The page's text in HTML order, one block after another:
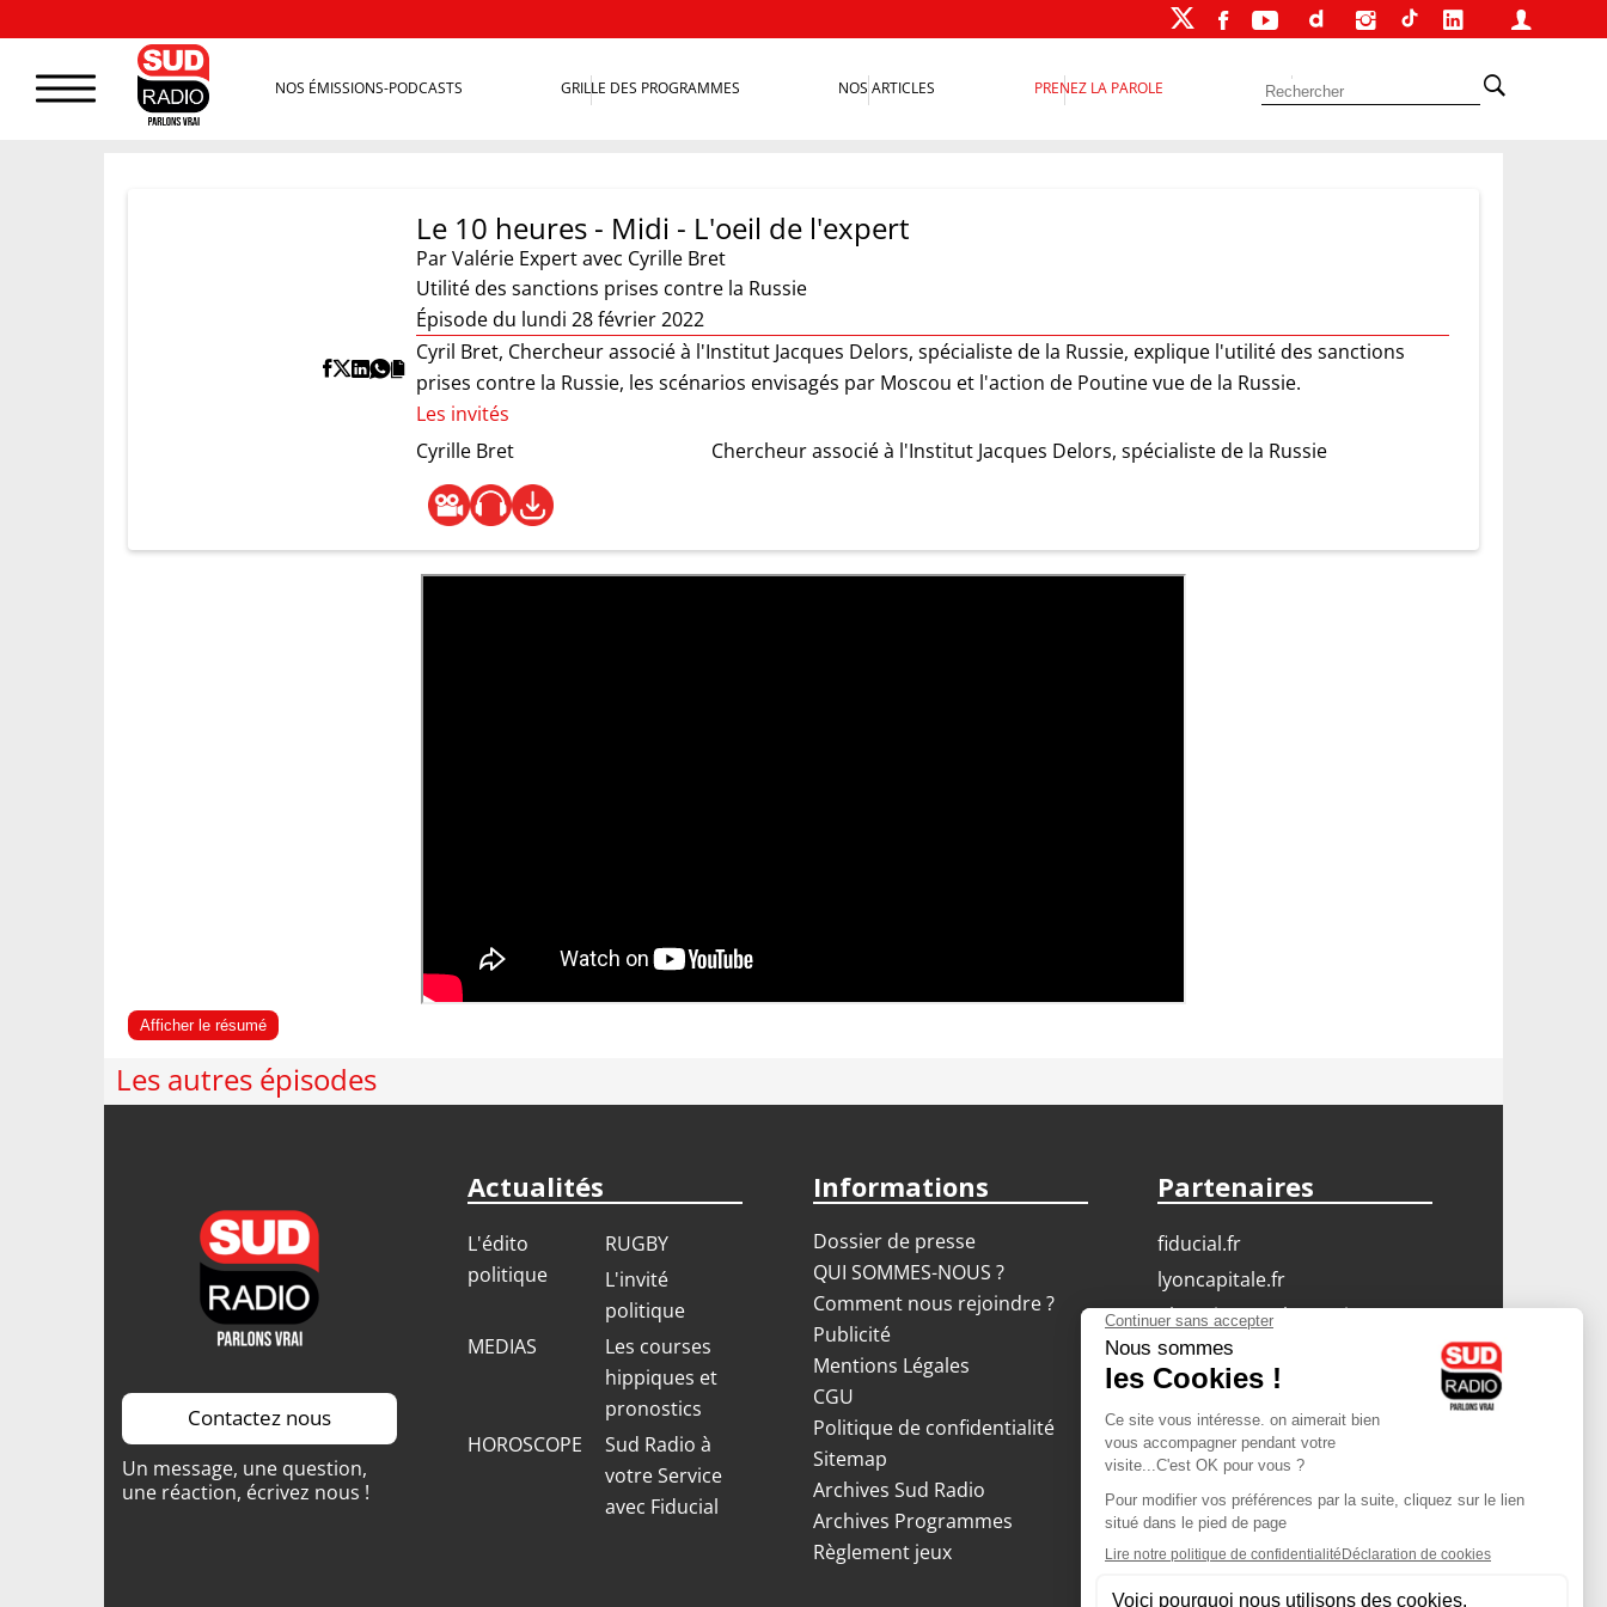
NOS ÉMISSIONS-PODCASTS GRILLE DES PROGRAMMES NOS ARTICLES PRENEZ LA PAROLE
Le 10 heures - Midi - L'oeil de l'expert
ParValérie Expertavec Cyrille Bret
Utilité des sanctions prises contre la Russie
Épisode du lundi 28 février 2022
Cyril Bret, Chercheur associé à l'Institut Jacques Delors, spécialiste de la Russie, explique l'utilité des sanctions
prises contre la Russie, les scénarios envisagés par Moscou et l'action de Poutine vue de la Russie.
Les invités
Cyrille Bret
Chercheur associé à l'Institut Jacques Delors, spécialiste de la Russie
Afficher le résumé
Les autres épisodes
Contactez nous
Un message, une question,
une réaction, écrivez nous !
Actualités
L'édito
politique
RUGBY
L'invité
politique
MEDIAS
Les courses
hippiques et
pronostics
HOROSCOPE
Sud Radio à
votre Service
avec Fiducial
Informations
Dossier de presse
QUI SOMMES-NOUS ?
Comment nous rejoindre ?
Publicité
Mentions Légales
CGU
Politique de confidentialité
Sitemap
Archives Sud Radio
Archives Programmes
Règlement jeux
Partenaires
fiducial.fr
lyoncapitale.fr
olympique-et-lyonnais.com
L'application Iphone
/ Android
Téléchargez l'application
Les cookies